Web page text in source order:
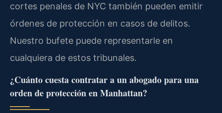
cortes penales de NYC también pueden emitir
órdenes de protección en casos de delitos.
Nuestro bufete puede representarle en
cualquiera de estos tribunales.
¿Cuánto cuesta contratar a un abogado para una
orden de protección en Manhattan?